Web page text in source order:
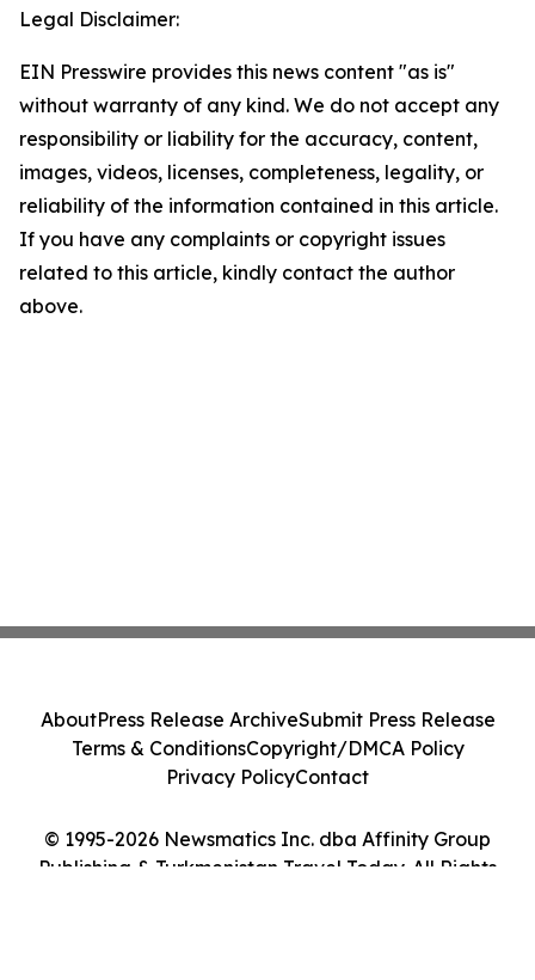
Legal Disclaimer:
EIN Presswire provides this news content "as is"
without warranty of any kind. We do not accept any
responsibility or liability for the accuracy, content,
images, videos, licenses, completeness, legality, or
reliability of the information contained in this article.
If you have any complaints or copyright issues
related to this article, kindly contact the author
above.
© 1995-2026 Newsmatics Inc. dba Affinity Group
Publishing & Turkmenistan Travel Today. All Rights
AboutPress Release ArchiveSubmit Press Release
Terms & ConditionsCopyright/DMCA Policy
Privacy PolicyContact